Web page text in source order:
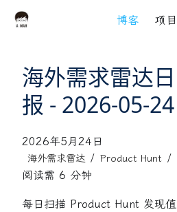
博客 项目
海外需求雷达日
报 - 2026-05-24
2026年5月24日
海外需求雷达 / Product Hunt /
阅读需 6 分钟
每日扫描 Product Hunt 发现值